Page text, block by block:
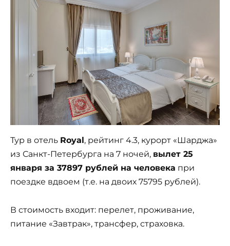
Тур в отель Royal, рейтинг 4.3, курорт «Шарджа»
из Санкт-Петербурга на 7 ночей, вылет 25
января за 37897 рублей на человека при
поездке вдвоем (т.е. на двоих 75795 рублей).
В стоимость входит: перелет, проживание,
питание «Завтрак», трансфер, страховка.